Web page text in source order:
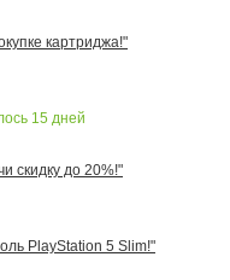
картриджа!"
15 дней
скидку до 20%!"
PlayStation 5 Slim!"